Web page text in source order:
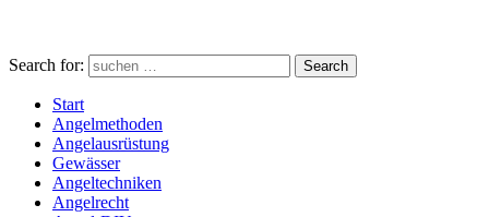
Search for: Search
Start
Angelmethoden
Angelausrüstung
Gewässer
Angeltechniken
Angelrecht